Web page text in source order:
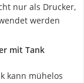
nur als Drucker,
werden
mit Tank
kann mühelos